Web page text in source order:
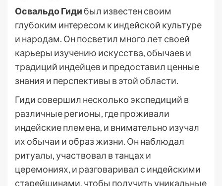
Освальдо Гиди был известен своим
глубоким интересом к индейской культуре
и народам. Он посветил много лет своей
карьеры изучению искусства, обычаев и
традиций индейцев и предоставил ценные
знания и перспективы в этой области.
Гиди совершил несколько экспедиций в
различные регионы, где проживали
индейские племена, и внимательно изучал
их обычаи и образ жизни. Он наблюдал
ритуалы, участвовал в танцах и
церемониях, и разговаривал с индейскими
старейшинами, чтобы получить уникальные